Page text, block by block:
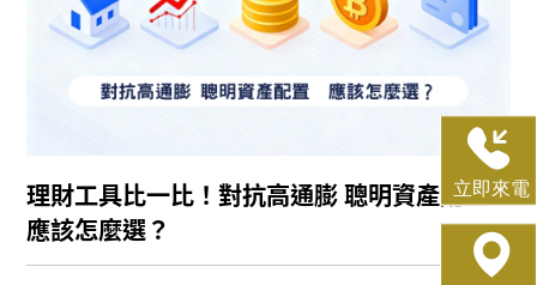
理財工具比一比！對抗高通膨 聰明資產配置
應該怎麼選？